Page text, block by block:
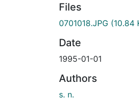
Files
0701018.JPG (10.84
Date
1995-01-01
Authors
s. n.